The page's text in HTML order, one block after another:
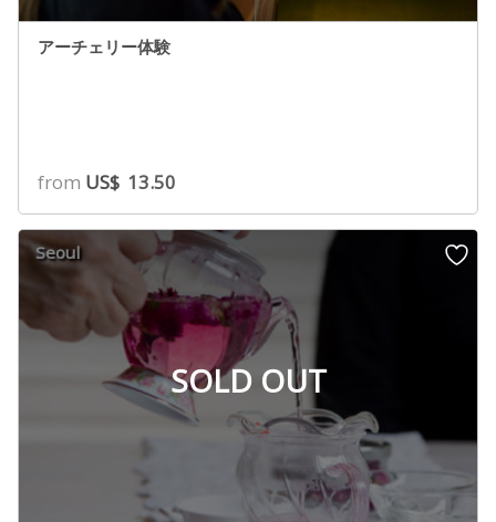
アーチェリー体験
from US$ 13.50
SOLD OUT
Seoul